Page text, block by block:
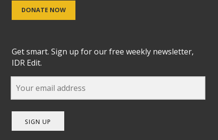
DONATE NOW
Get smart. Sign up for our free weekly newsletter,
IDR Edit.
SIGN UP